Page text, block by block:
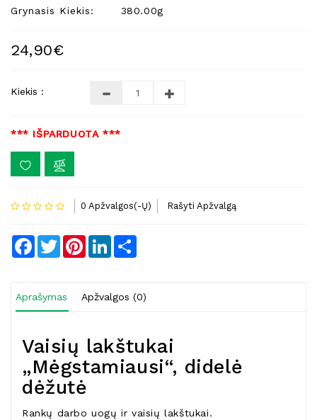
Pirties
Indai
Grynasis Kiekis:
380.00g
24,90€
Kiekis :
*** IŠPARDUOTA ***
0 Apžvalgos(-Ų) Rašyti Apžvalgą
Facebook
TwitterPinterestLinkedIn
Aprašymas Apžvalgos (0)
Vaisių lakštukai
„Mėgstamiausi“, didelė
dėžutė
Rankų darbo uogų ir vaisių lakštukai.